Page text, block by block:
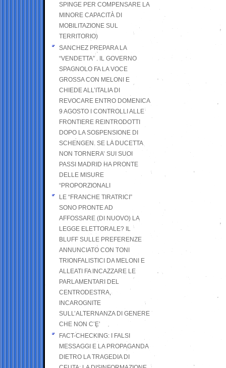
SPINGE PER COMPENSARE LA
MINORE CAPACITÀ DI
MOBILITAZIONE SUL
TERRITORIO)
SANCHEZ PREPARA LA
“VENDETTA” . IL GOVERNO
SPAGNOLO FA LA VOCE
GROSSA CON MELONI E
CHIEDE ALL’ITALIA DI
REVOCARE ENTRO DOMENICA
9 AGOSTO I CONTROLLI ALLE
FRONTIERE REINTRODOTTI
DOPO LA SOSPENSIONE DI
SCHENGEN. SE LA DUCETTA
NON TORNERA’ SUI SUOI
PASSI MADRID HA PRONTE
DELLE MISURE
“PROPORZIONALI
LE “FRANCHE TIRATRICI”
SONO PRONTE AD
AFFOSSARE (DI NUOVO) LA
LEGGE ELETTORALE? IL
BLUFF SULLE PREFERENZE
ANNUNCIATO CON TONI
TRIONFALISTICI DA MELONI E
ALLEATI FA INCAZZARE LE
PARLAMENTARI DEL
CENTRODESTRA,
INCAROGNITE
SULL’ALTERNANZA DI GENERE
CHE NON C’E’
FACT-CHECKING: I FALSI
MESSAGGI E LA PROPAGANDA
DIETRO LA TRAGEDIA DI